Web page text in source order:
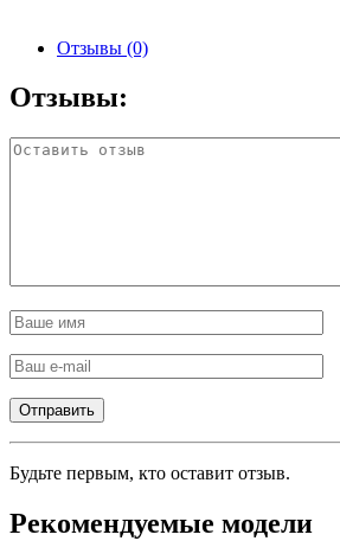
Отзывы (0)
Отзывы:
Будьте первым, кто оставит отзыв.
Рекомендуемые модели